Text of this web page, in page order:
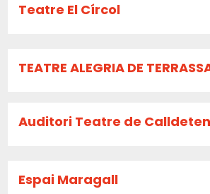
Teatre El Círcol
TEATRE ALEGRIA DE
Auditori Teatre de
Espai Maragall